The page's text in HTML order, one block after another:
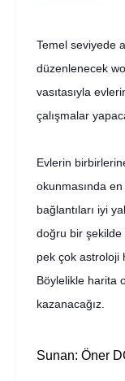
Temel seviyede
düzenlenecek
vasıtasıyla
çalışmalar
Evlerin
okunmasında
bağlantıları iyi
doğru bir şekilde
pek çok astroloji
Böylelikle harita
kazanacağız.
Sunan: Öner